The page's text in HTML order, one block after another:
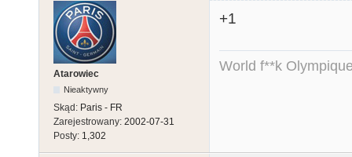
Atarowiec
Nieaktywny
Skąd: Paris - FR
Zarejestrowany: 2002-07-31
Posty: 1,302
+1
World f**k